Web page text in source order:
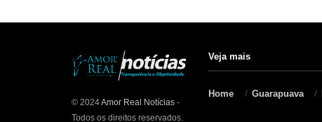
© 2024Amor Real Notícias -
Todos os direitos reservados.
Veja mais
Home Guarapuava